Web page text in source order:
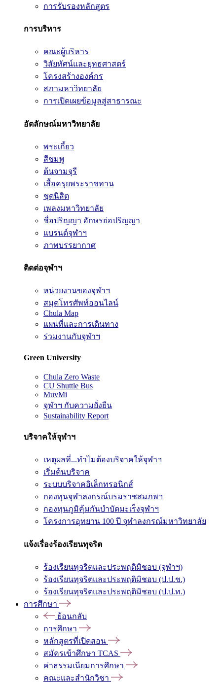
การรับรองหลักสูตร
การบริหาร
คณะผู้บริหาร
วิสัยทัศน์และยุทธศาสตร์
โครงสร้างองค์กร
สภามหาวิทยาลัย
การเปิดเผยข้อมูลสู่สาธารณะ
อัตลักษณ์มหาวิทยาลัย
พระเกี้ยว
สีชมพู
ต้นจามจุรี
เสื้อครุยพระราชทาน
ชุดนิสิต
เพลงมหาวิทยาลัย
ชื่อปริญญา อักษรย่อปริญญา
แบรนด์จุฬาฯ
ภาพบรรยากาศ
ติดต่อจุฬาฯ
หน่วยงานของจุฬาฯ
สมุดโทรศัพท์ออนไลน์
Chula Map
แผนที่และการเดินทาง
ร่วมงานกับจุฬาฯ
Green University
Chula Zero Waste
CU Shuttle Bus
MuvMi
จุฬาฯ กับความยั่งยืน
Sustainability Report
บริจาคให้จุฬาฯ
เหตุผลที่...ทำไมต้องบริจาคให้จุฬาฯ
เริ่มต้นบริจาค
ระบบบริจาคอิเล็กทรอนิกส์
กองทุนจุฬาลงกรณ์บรมราชสมภพฯ
กองทุนภูมิคุ้มกันบำบัดมะเร็งจุฬาฯ
โครงการอุทยาน 100 ปี จุฬาลงกรณ์มหาวิทยาลัย
แจ้งเรื่องร้องเรียนทุจริต
ร้องเรียนทุจริตและประพฤติมิชอบ (จุฬาฯ)
ร้องเรียนทุจริตและประพฤติมิชอบ (ป.ป.ช.)
ร้องเรียนทุจริตและประพฤติมิชอบ (ป.ป.ท.)
การศึกษา
ย้อนกลับ
การศึกษา
หลักสูตรที่เปิดสอน
สมัครเข้าศึกษา TCAS
ค่าธรรมเนียมการศึกษา
คณะและสำนักวิชา